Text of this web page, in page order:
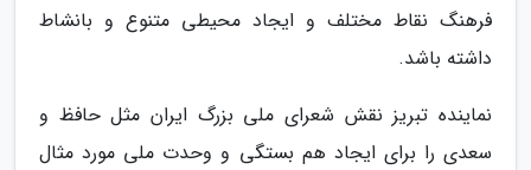
فرهنگ نقاط مختلف و ایجاد محیطی متنوع و بانشاط
داشته باشد.
نماینده تبریز نقش شعرای ملی بزرگ ایران مثل حافظ و
سعدی را برای ایجاد هم بستگی و وحدت ملی مورد مثال